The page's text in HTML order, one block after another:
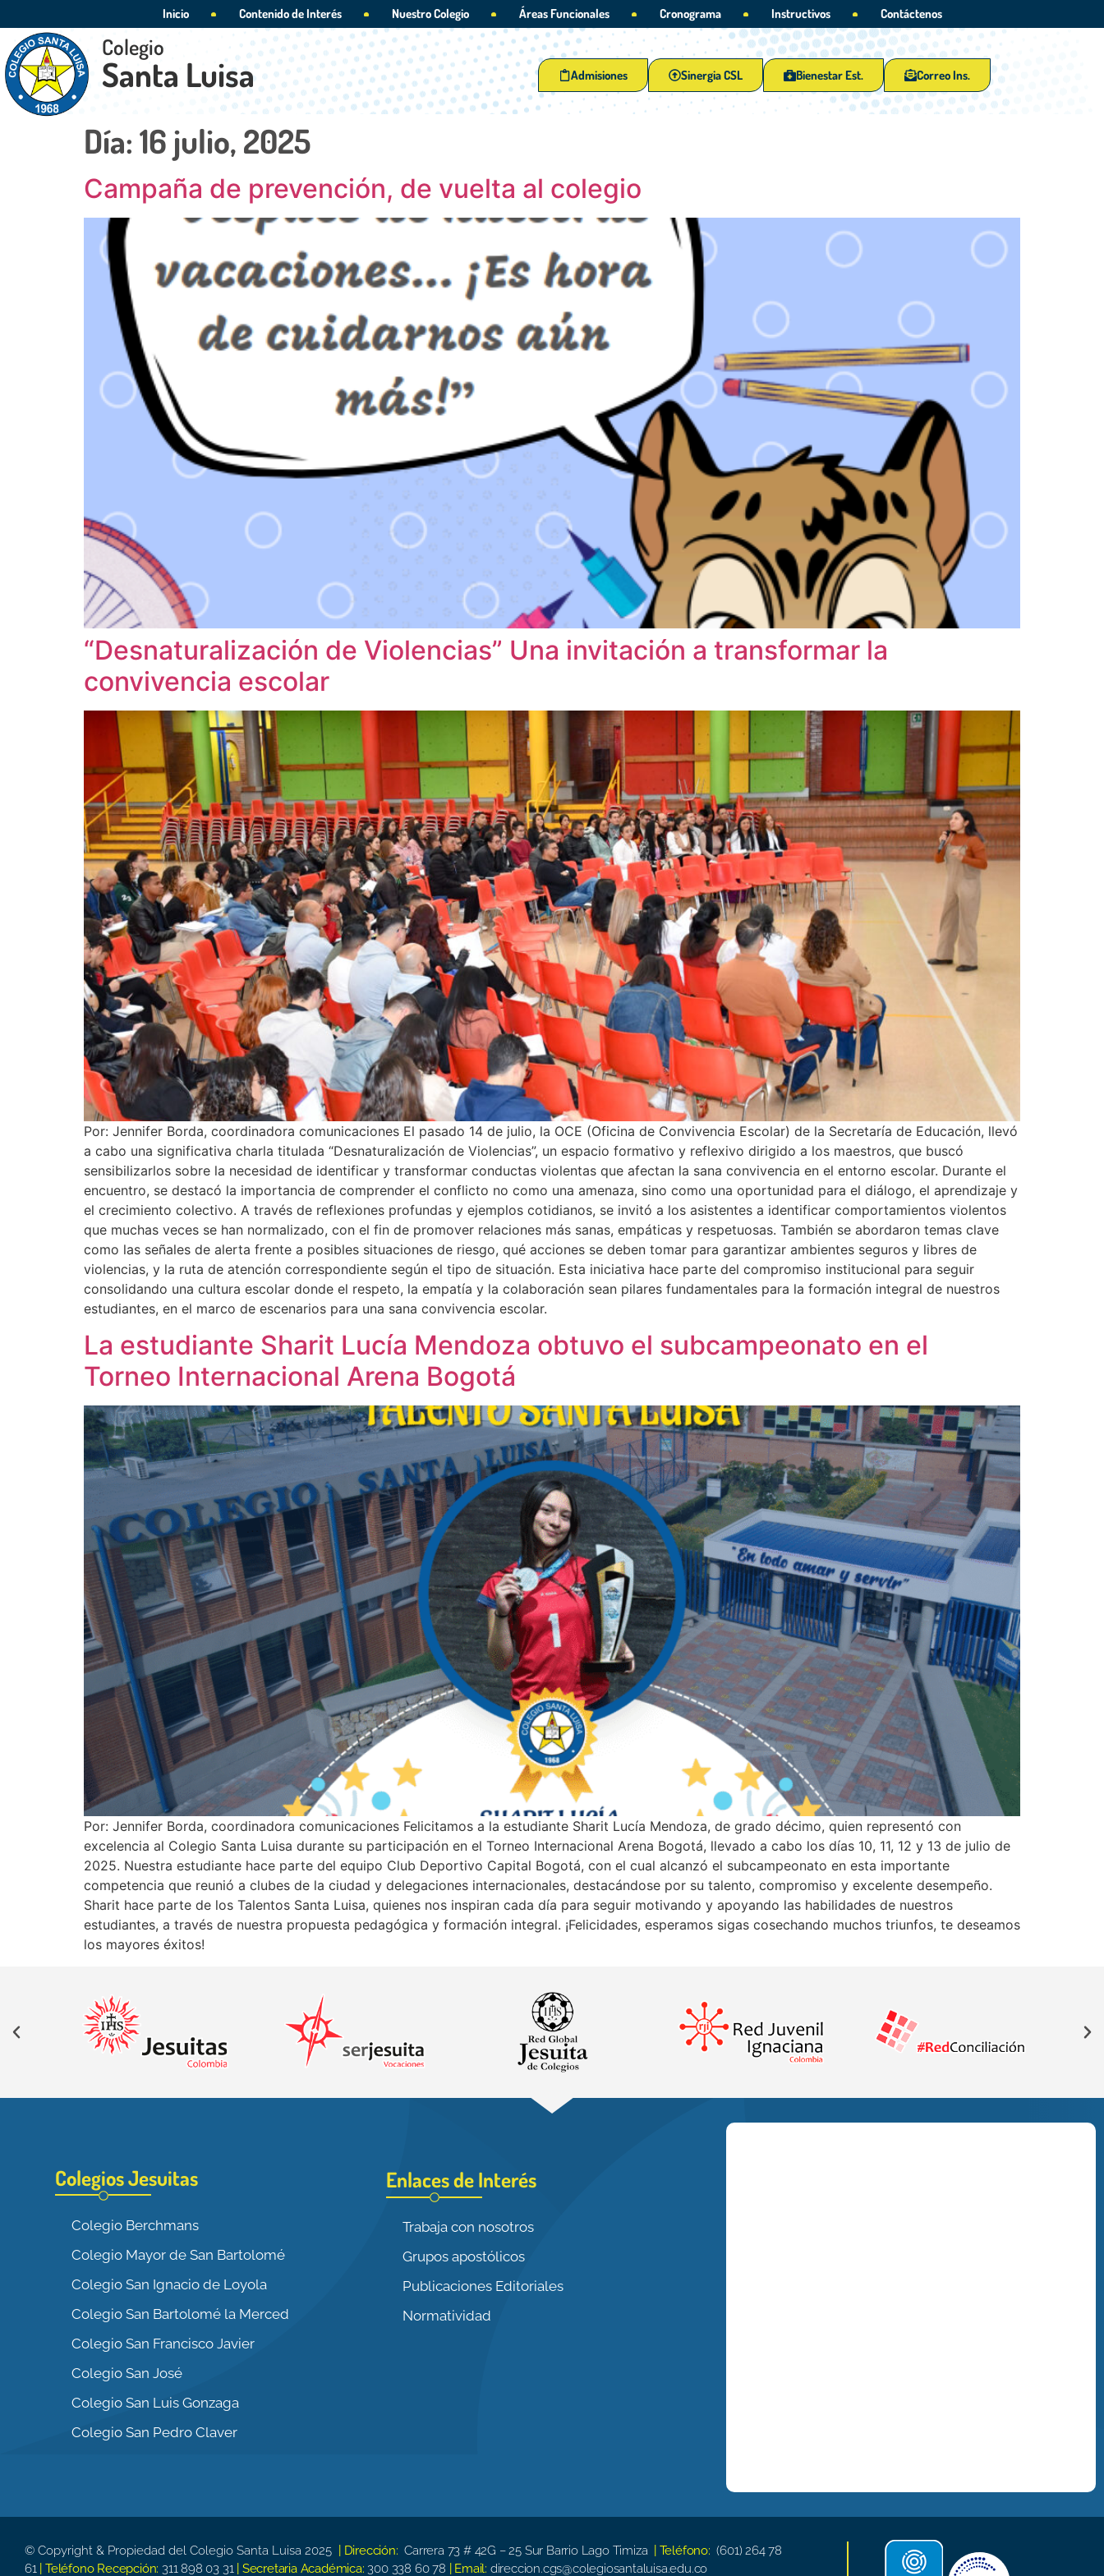
Inicio Contenido de Interés Nuestro Colegio Áreas Funcionales Cronograma Instructivos Contáctenos
Colegio
Santa Luisa Correo Ins.
Bienestar Est.
Sinergia CSL
Admisiones
Día: 16 julio, 2025
Campaña de prevención, de vuelta al colegio
“Desnaturalización de Violencias” Una invitación a transformar la
convivencia escolar
Por: Jennifer Borda, coordinadora comunicaciones El pasado 14 de julio, la OCE (Oficina de Convivencia Escolar) de la Secretaría de Educación, llevó
a cabo una significativa charla titulada “Desnaturalización de Violencias”, un espacio formativo y reflexivo dirigido a los maestros, que buscó
sensibilizarlos sobre la necesidad de identificar y transformar conductas violentas que afectan la sana convivencia en el entorno escolar. Durante el
encuentro, se destacó la importancia de comprender el conflicto no como una amenaza, sino como una oportunidad para el diálogo, el aprendizaje y
el crecimiento colectivo. A través de reflexiones profundas y ejemplos cotidianos, se invitó a los asistentes a identificar comportamientos violentos
que muchas veces se han normalizado, con el fin de promover relaciones más sanas, empáticas y respetuosas. También se abordaron temas clave
como las señales de alerta frente a posibles situaciones de riesgo, qué acciones se deben tomar para garantizar ambientes seguros y libres de
violencias, y la ruta de atención correspondiente según el tipo de situación. Esta iniciativa hace parte del compromiso institucional para seguir
consolidando una cultura escolar donde el respeto, la empatía y la colaboración sean pilares fundamentales para la formación integral de nuestros
estudiantes, en el marco de escenarios para una sana convivencia escolar.
La estudiante Sharit Lucía Mendoza obtuvo el subcampeonato en el
Torneo Internacional Arena Bogotá
Por: Jennifer Borda, coordinadora comunicaciones Felicitamos a la estudiante Sharit Lucía Mendoza, de grado décimo, quien representó con
excelencia al Colegio Santa Luisa durante su participación en el Torneo Internacional Arena Bogotá, llevado a cabo los días 10, 11, 12 y 13 de julio de
2025. Nuestra estudiante hace parte del equipo Club Deportivo Capital Bogotá, con el cual alcanzó el subcampeonato en esta importante
competencia que reunió a clubes de la ciudad y delegaciones internacionales, destacándose por su talento, compromiso y excelente desempeño.
Sharit hace parte de los Talentos Santa Luisa, quienes nos inspiran cada día para seguir motivando y apoyando las habilidades de nuestros
estudiantes, a través de nuestra propuesta pedagógica y formación integral. ¡Felicidades, esperamos sigas cosechando muchos triunfos, te deseamos
los mayores éxitos!
Colegios Jesuitas
Colegio Berchmans
Colegio Mayor de San Bartolomé
Colegio San Ignacio de Loyola
Colegio San Bartolomé la Merced
Colegio San Francisco Javier
Colegio San José
Colegio San Luis Gonzaga
Colegio San Pedro Claver
Enlaces de Interés
Trabaja con nosotros
Grupos apostólicos
Publicaciones Editoriales
Normatividad
© Copyright & Propiedad del Colegio Santa Luisa 2025 | Dirección: Carrera 73 # 42G – 25 Sur Barrio Lago Timiza | Teléfono: (601) 264 78
61 | Teléfono Recepción: 311 898 03 31 | Secretaria Académica: 300 338 60 78 | Email: direccion.cgs@colegiosantaluisa.edu.co